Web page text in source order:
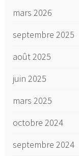
mars 2026
septembre 2025
août 2025
juin 2025
mars 2025
octobre 2024
septembre 2024